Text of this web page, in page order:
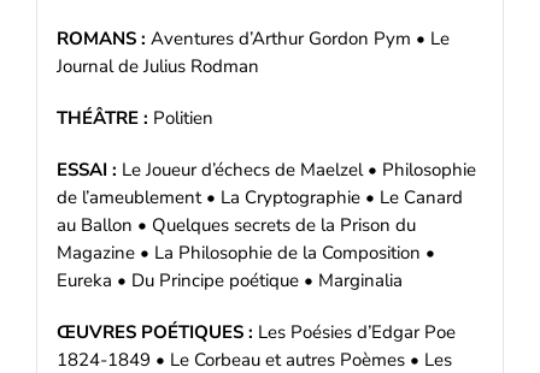
ROMANS : Aventures d’Arthur Gordon Pym • Le
Journal de Julius Rodman
THÉÂTRE : Politien
ESSAI : Le Joueur d’échecs de Maelzel • Philosophie
de l’ameublement • La Cryptographie • Le Canard
au Ballon • Quelques secrets de la Prison du
Magazine • La Philosophie de la Composition •
Eureka • Du Principe poétique • Marginalia
ŒUVRES POÉTIQUES : Les Poésies d’Edgar Poe
1824-1849 • Le Corbeau et autres Poèmes • Les